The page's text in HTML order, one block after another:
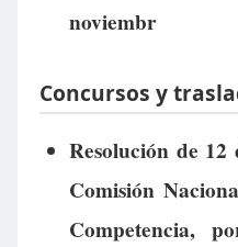
noviembr
Concursos y
Resolución de 12
Comisión
Competencia,